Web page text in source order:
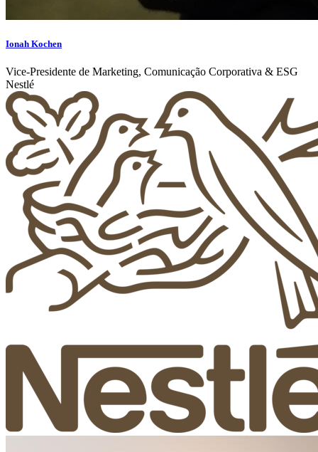
Ionah Kochen
Vice-Presidente de Marketing, Comunicação Corporativa & ESG
Nestlé